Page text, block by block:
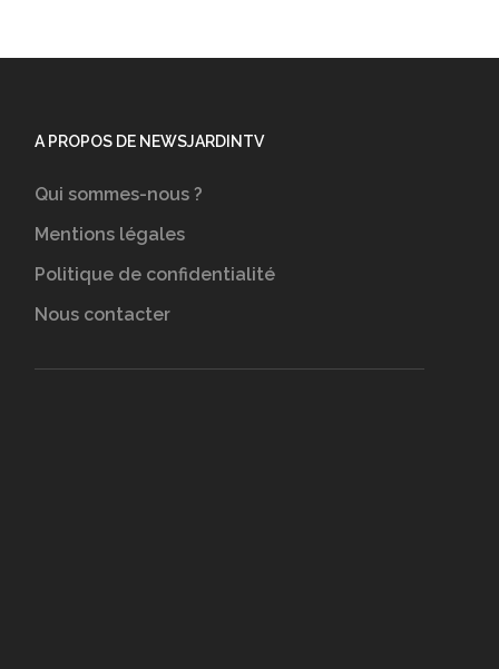
A PROPOS DE NEWSJARDINTV
Qui sommes-nous ?
Mentions légales
Politique de confidentialité
Nous contacter